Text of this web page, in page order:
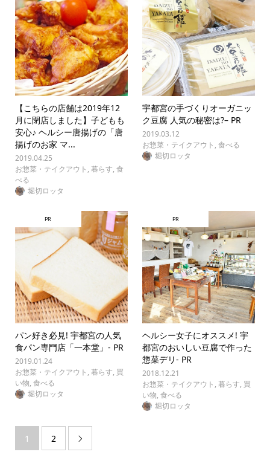
【こちらの店舗は2019年12
月に閉店しました】子どもも
安心♪ ヘルシー唐揚げの「唐
揚げのお家 マ...
2019.04.25
お惣菜・テイクアウト , 暮らす, 食
べる
堀切ロッタ
宇都宮の手づくりオーガニッ
ク豆腐 人気の秘密は?– PR
2019.03.12
お惣菜・テイクアウト ,食べる
堀切ロッタ
PR
パン好き必見! 宇都宮の人気
食パン専門店「一本堂」- PR
2019.01.24
お惣菜・テイクアウト , 暮らす, 買
い物, 食べる
堀切ロッタ
PR
ヘルシー女子にオススメ! 宇
都宮のおいしい豆腐で作った
惣菜デリ- PR
2018.12.21
お惣菜・テイクアウト ,暮らす, 買
い物,食べる
堀切ロッタ
1 2 